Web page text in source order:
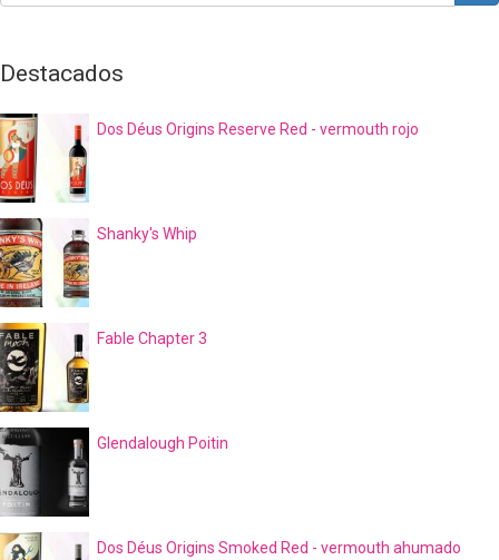
Destacados
Dos Déus Origins Reserve Red - vermouth rojo
Shanky's Whip
Fable Chapter 3
Glendalough Poitin
Dos Déus Origins Smoked Red - vermouth ahumado